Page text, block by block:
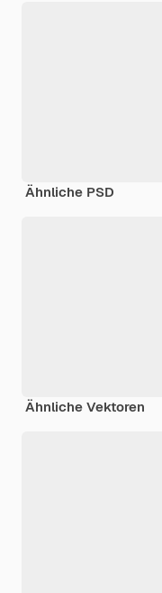
Ähnliche PSD
Ähnliche Vektoren